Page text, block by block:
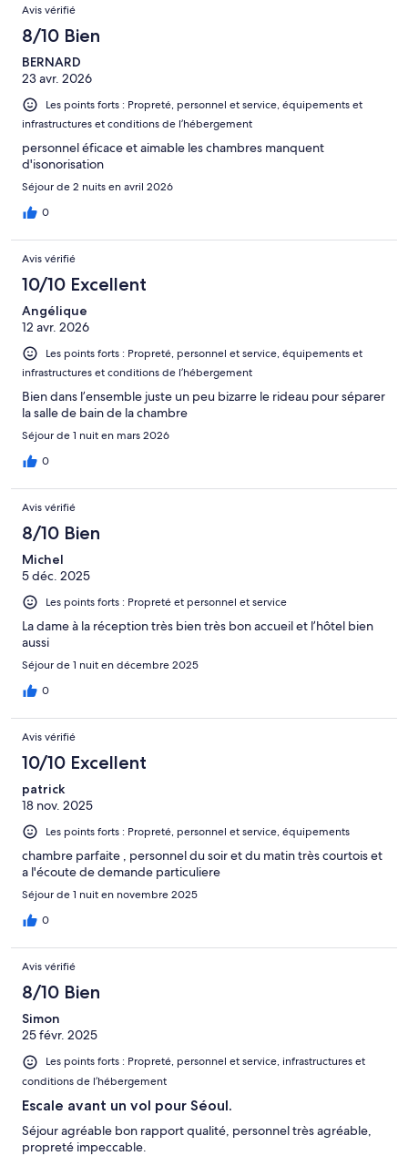
Avis vérifié
8/10 Bien
BERNARD
23 avr. 2026
Les points forts : Propreté, personnel et service, équipements et
infrastructures et conditions de l’hébergement
personnel éficace et aimable les chambres manquent
d'isonorisation
Séjour de 2 nuits en avril 2026
0
Avis vérifié
10/10 Excellent
Angélique
12 avr. 2026
Les points forts : Propreté, personnel et service, équipements et
infrastructures et conditions de l’hébergement
Bien dans l’ensemble juste un peu bizarre le rideau pour séparer
la salle de bain de la chambre
Séjour de 1 nuit en mars 2026
0
Avis vérifié
8/10 Bien
Michel
5 déc. 2025
Les points forts : Propreté et personnel et service
La dame à la réception très bien très bon accueil et l’hôtel bien
aussi
Séjour de 1 nuit en décembre 2025
0
Avis vérifié
10/10 Excellent
patrick
18 nov. 2025
Les points forts : Propreté, personnel et service, équipements
chambre parfaite , personnel du soir et du matin très courtois et
a l'écoute de demande particuliere
Séjour de 1 nuit en novembre 2025
0
Avis vérifié
8/10 Bien
Simon
25 févr. 2025
Les points forts : Propreté, personnel et service, infrastructures et
conditions de l’hébergement
Escale avant un vol pour Séoul.
Séjour agréable bon rapport qualité, personnel très agréable,
propreté impeccable.